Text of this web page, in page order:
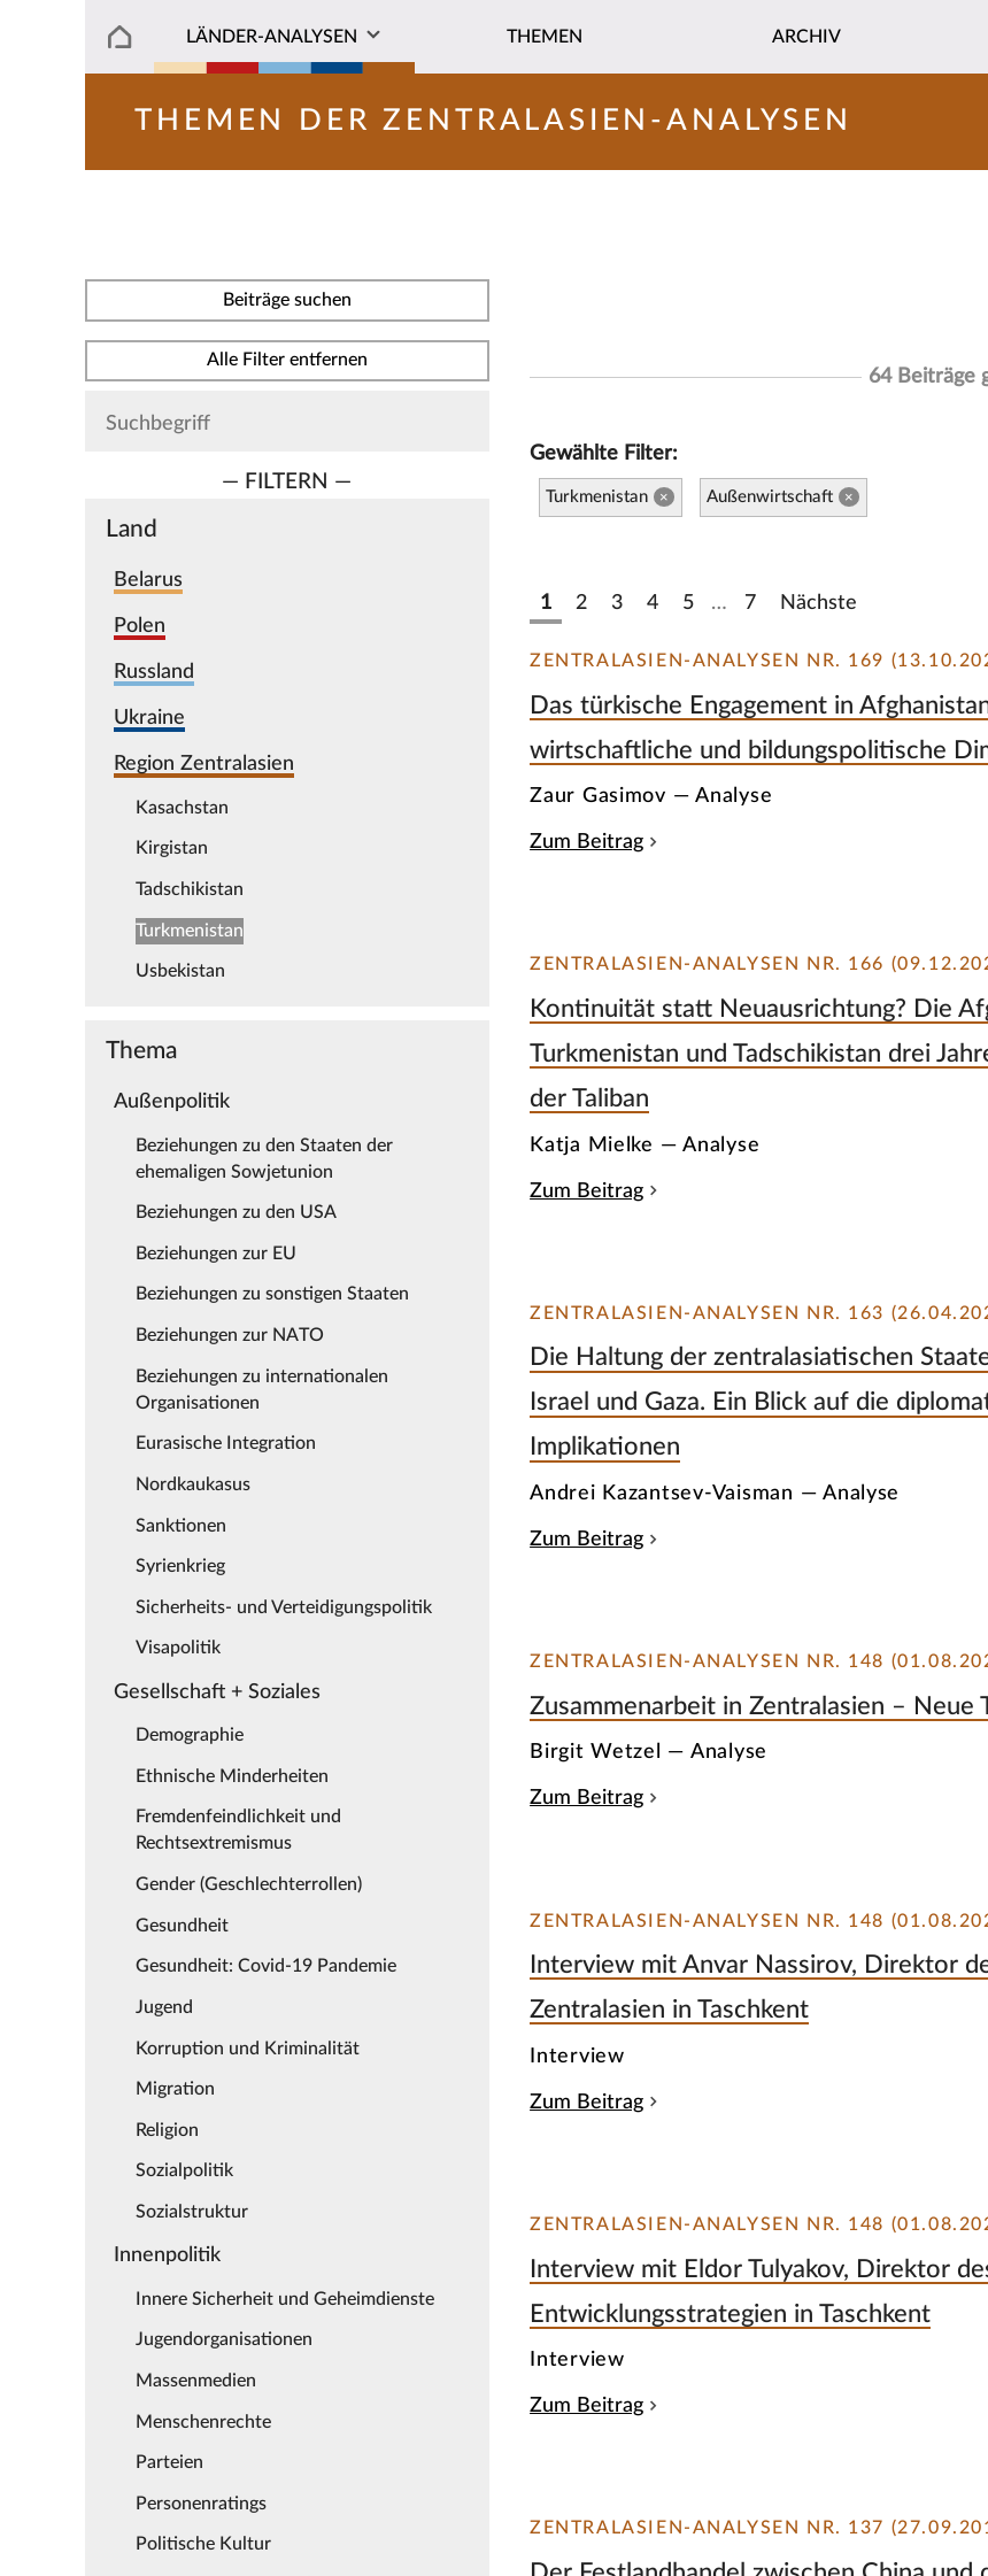
LÄNDER-ANALYSEN THEMEN ARCHIV
THEMEN DER ZENTRALASIEN-ANALYSEN
Beiträge suchen
Alle Filter entfernen
— FILTERN —
Land
Belarus
Polen
Russland
Ukraine
Region Zentralasien
Kasachstan
Kirgistan
Tadschikistan
Turkmenistan
Usbekistan
Thema
Außenpolitik
Beziehungen zu den Staaten der
ehemaligen Sowjetunion
Beziehungen zu den USA
Beziehungen zur EU
Beziehungen zu sonstigen Staaten
Beziehungen zur NATO
Beziehungen zu internationalen
Organisationen
Eurasische Integration
Nordkaukasus
Sanktionen
Syrienkrieg
Sicherheits- und Verteidigungspolitik
Visapolitik
Gesellschaft + Soziales
Demographie
Ethnische Minderheiten
Fremdenfeindlichkeit und
Rechtsextremismus
Gender (Geschlechterrollen)
Gesundheit
Gesundheit: Covid-19 Pandemie
Jugend
Korruption und Kriminalität
Migration
Religion
Sozialpolitik
Sozialstruktur
Innenpolitik
Innere Sicherheit und Geheimdienste
Jugendorganisationen
Massenmedien
Menschenrechte
Parteien
Personenratings
Politische Kultur
64 Beiträge
Gewählte Filter:
Turkmenistan × Außenwirtschaft ×
1 2 3 4 5 … 7 Nächste
ZENTRALASIEN-ANALYSEN NR. 169
Das türkische Engagement in
wirtschaftliche und bildungspolitische
Zaur Gasimov — Analyse
Zum Beitrag
ZENTRALASIEN-ANALYSEN NR. 166
Kontinuität statt Neuausrichtung? Die
Turkmenistan und Tadschikistan drei
der Taliban
Katja Mielke — Analyse
Zum Beitrag
ZENTRALASIEN-ANALYSEN NR. 163
Die Haltung der zentralasiatischen
Israel und Gaza. Ein Blick auf die
Implikationen
Andrei Kazantsev-Vaisman — Analyse
Zum Beitrag
ZENTRALASIEN-ANALYSEN NR. 148
Zusammenarbeit in Zentralasien – Neue
Birgit Wetzel — Analyse
Zum Beitrag
ZENTRALASIEN-ANALYSEN NR. 148
Interview mit Anvar Nassirov, Direktor
Zentralasien in Taschkent
Interview
Zum Beitrag
ZENTRALASIEN-ANALYSEN NR. 148
Interview mit Eldor Tulyakov, Direktor
Entwicklungsstrategien in Taschkent
Interview
Zum Beitrag
ZENTRALASIEN-ANALYSEN NR. 137